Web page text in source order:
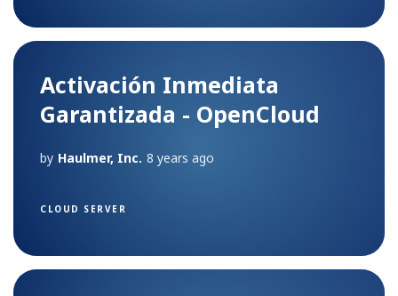
Activación Inmediata
Garantizada - OpenCloud
by Haulmer, Inc. 8 years ago
CLOUD SERVER